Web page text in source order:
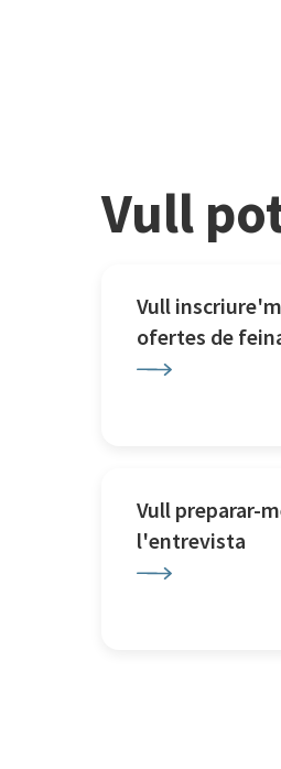
Vull
Vull
ofertes de
Vull preparar-
l'entrevista